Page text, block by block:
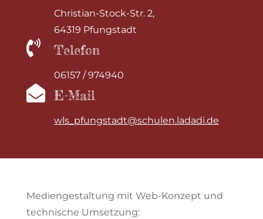
Christian-Stock-Str. 2,
64319 Pfungstadt
 Telefon
06157 / 974940
 E-Mail
wls_pfungstadt@schulen.ladadi.de
Mediengestaltung mit Web-Konzept und
technische Umsetzung: